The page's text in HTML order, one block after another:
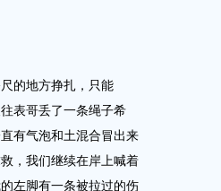
的地方挣扎，只能
往表哥丢了一条绳子希
有气泡和土混合冒出来
，我们继续在岸上喊着
左脚有一条被拉过的伤